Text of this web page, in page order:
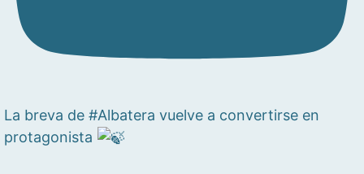
La breva de #Albatera vuelve a convertirse en
protagonista